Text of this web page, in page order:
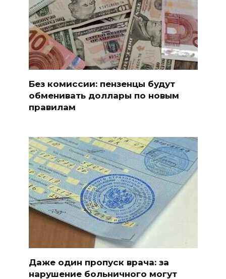
Без комиссии: пензенцы будут
обменивать доллары по новым
правилам
Даже один пропуск врача: за
нарушение больничного могут